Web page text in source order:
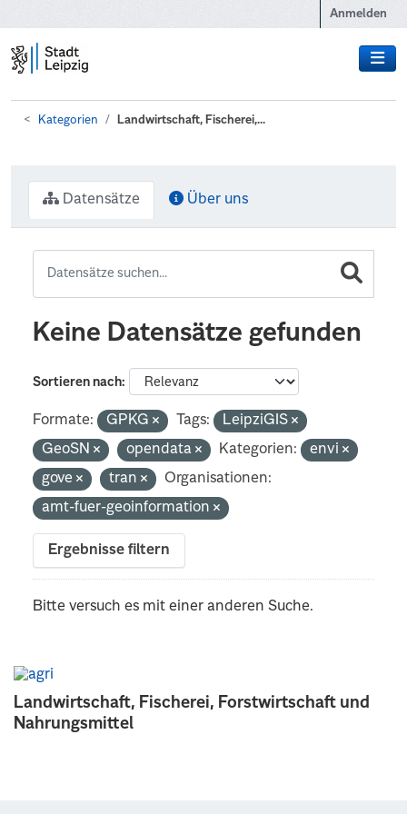
Anmelden
Kategorien Landwirtschaft, Fischerei,...
Landwirtschaft, Fischerei, Forstwirtschaft und
Nahrungsmittel
Datensätze Über uns
Keine Datensätze gefunden
Sortieren nach
Formate: GPKG Tags:
LeipziGIS
GeoSN
opendata Kategorien:
envi
gove
tran
Organisationen:
amt-fuer-geoinformation
Ergebnisse filtern
Bitte versuch es mit einer anderen Suche.